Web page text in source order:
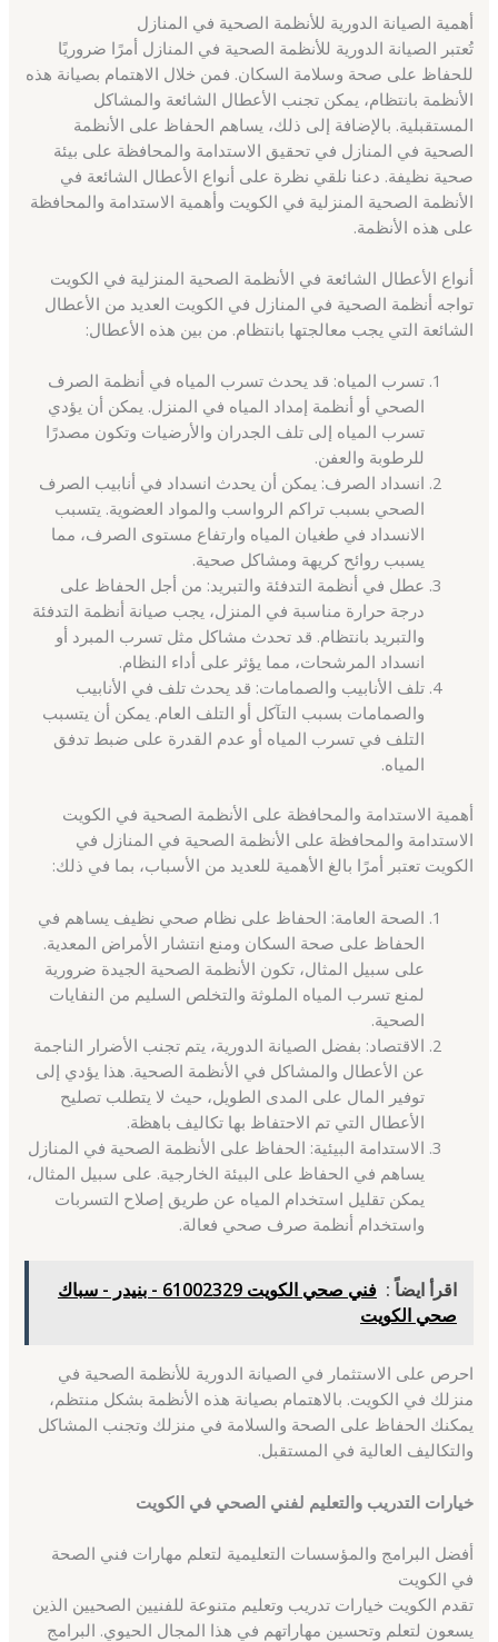
أهمية الصيانة الدورية للأنظمة الصحية في المنازل
تُعتبر الصيانة الدورية للأنظمة الصحية في المنازل أمرًا ضروريًا
للحفاظ على صحة وسلامة السكان. فمن خلال الاهتمام بصيانة هذه
الأنظمة بانتظام، يمكن تجنب الأعطال الشائعة والمشاكل
المستقبلية. بالإضافة إلى ذلك، يساهم الحفاظ على الأنظمة
الصحية في المنازل في تحقيق الاستدامة والمحافظة على بيئة
صحية نظيفة. دعنا نلقي نظرة على أنواع الأعطال الشائعة في
الأنظمة الصحية المنزلية في الكويت وأهمية الاستدامة والمحافظة
على هذه الأنظمة.
أنواع الأعطال الشائعة في الأنظمة الصحية المنزلية في الكويت
تواجه أنظمة الصحية في المنازل في الكويت العديد من الأعطال
الشائعة التي يجب معالجتها بانتظام. من بين هذه الأعطال:
تسرب المياه: قد يحدث تسرب المياه في أنظمة الصرف
الصحي أو أنظمة إمداد المياه في المنزل. يمكن أن يؤدي
تسرب المياه إلى تلف الجدران والأرضيات وتكون مصدرًا
للرطوبة والعفن.
انسداد الصرف: يمكن أن يحدث انسداد في أنابيب الصرف
الصحي بسبب تراكم الرواسب والمواد العضوية. يتسبب
الانسداد في طغيان المياه وارتفاع مستوى الصرف، مما
يسبب روائح كريهة ومشاكل صحية.
عطل في أنظمة التدفئة والتبريد: من أجل الحفاظ على
درجة حرارة مناسبة في المنزل، يجب صيانة أنظمة التدفئة
والتبريد بانتظام. قد تحدث مشاكل مثل تسرب المبرد أو
انسداد المرشحات، مما يؤثر على أداء النظام.
تلف الأنابيب والصمامات: قد يحدث تلف في الأنابيب
والصمامات بسبب التآكل أو التلف العام. يمكن أن يتسبب
التلف في تسرب المياه أو عدم القدرة على ضبط تدفق
المياه.
أهمية الاستدامة والمحافظة على الأنظمة الصحية في الكويت
الاستدامة والمحافظة على الأنظمة الصحية في المنازل في
الكويت تعتبر أمرًا بالغ الأهمية للعديد من الأسباب، بما في ذلك:
الصحة العامة: الحفاظ على نظام صحي نظيف يساهم في
الحفاظ على صحة السكان ومنع انتشار الأمراض المعدية.
على سبيل المثال، تكون الأنظمة الصحية الجيدة ضرورية
لمنع تسرب المياه الملوثة والتخلص السليم من النفايات
الصحية.
الاقتصاد: بفضل الصيانة الدورية، يتم تجنب الأضرار الناجمة
عن الأعطال والمشاكل في الأنظمة الصحية. هذا يؤدي إلى
توفير المال على المدى الطويل، حيث لا يتطلب تصليح
الأعطال التي تم الاحتفاظ بها تكاليف باهظة.
الاستدامة البيئية: الحفاظ على الأنظمة الصحية في المنازل
يساهم في الحفاظ على البيئة الخارجية. على سبيل المثال،
يمكن تقليل استخدام المياه عن طريق إصلاح التسربات
واستخدام أنظمة صرف صحي فعالة.
اقرأ ايضاً :
فني صحي الكويت 61002329 - بنيدر - سباك
صحي الكويت
احرص على الاستثمار في الصيانة الدورية للأنظمة الصحية في
منزلك في الكويت. بالاهتمام بصيانة هذه الأنظمة بشكل منتظم،
يمكنك الحفاظ على الصحة والسلامة في منزلك وتجنب المشاكل
والتكاليف العالية في المستقبل.
خيارات التدريب والتعليم لفني الصحي في الكويت
أفضل البرامج والمؤسسات التعليمية لتعلم مهارات فني الصحة
في الكويت
تقدم الكويت خيارات تدريب وتعليم متنوعة للفنيين الصحيين الذين
يسعون لتعلم وتحسين مهاراتهم في هذا المجال الحيوي. البرامج